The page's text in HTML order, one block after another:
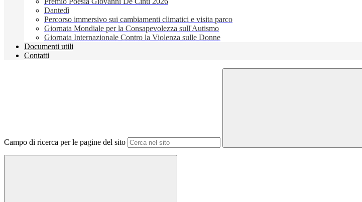
Dantedì
Percorso immersivo sui cambiamenti climatici e visita parco
Giornata Mondiale per la Consapevolezza sull'Autismo
Giornata Internazionale Contro la Violenza sulle Donne
Documenti utili
Contatti
Campo di ricerca per le pagine del sito